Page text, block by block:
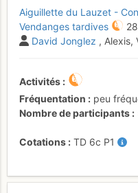
Aiguillette du Lauzet -
Vendanges tardives
David Jonglez , Alexis,
Activités
Fréquentation
peu
Nombre de participants
Cotations TD 6c P1